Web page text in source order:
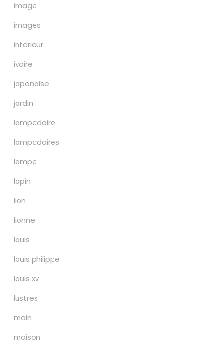
image
images
interieur
ivoire
japonaise
jardin
lampadaire
lampadaires
lampe
lapin
lion
lionne
louis
louis philippe
louis xv
lustres
main
maison